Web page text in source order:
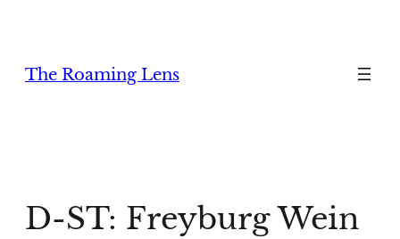
The Roaming Lens
D-ST: Freyburg Wein